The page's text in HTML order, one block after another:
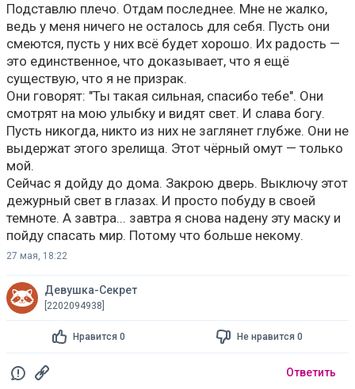
Подставлю плечо. Отдам последнее. Мне не жалко,
ведь у меня ничего не осталось для себя. Пусть они
смеются, пусть у них всё будет хорошо. Их радость —
это единственное, что доказывает, что я ещё
существую, что я не призрак.
Они говорят: "Ты такая сильная, спасибо тебе". Они
смотрят на мою улыбку и видят свет. И слава богу.
Пусть никогда, никто из них не заглянет глубже. Они не
выдержат этого зрелища. Этот чёрный омут — только
мой.
Сейчас я дойду до дома. Закрою дверь. Выключу этот
дежурный свет в глазах. И просто побуду в своей
темноте. А завтра... завтра я снова надену эту маску и
пойду спасать мир. Потому что больше некому.
27 мая, 18:22
Девушка-Секрет
[2202094938]
Нравится 0 Не нравится 0
Ответить